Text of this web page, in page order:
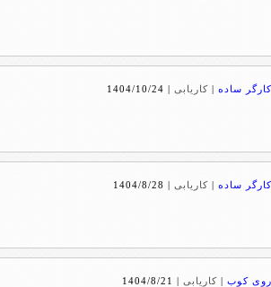
ساده | کاریابی|
1404/10/24
ساده | کاریابی|
1404/8/28
کوب | کاریابی|
1404/8/21